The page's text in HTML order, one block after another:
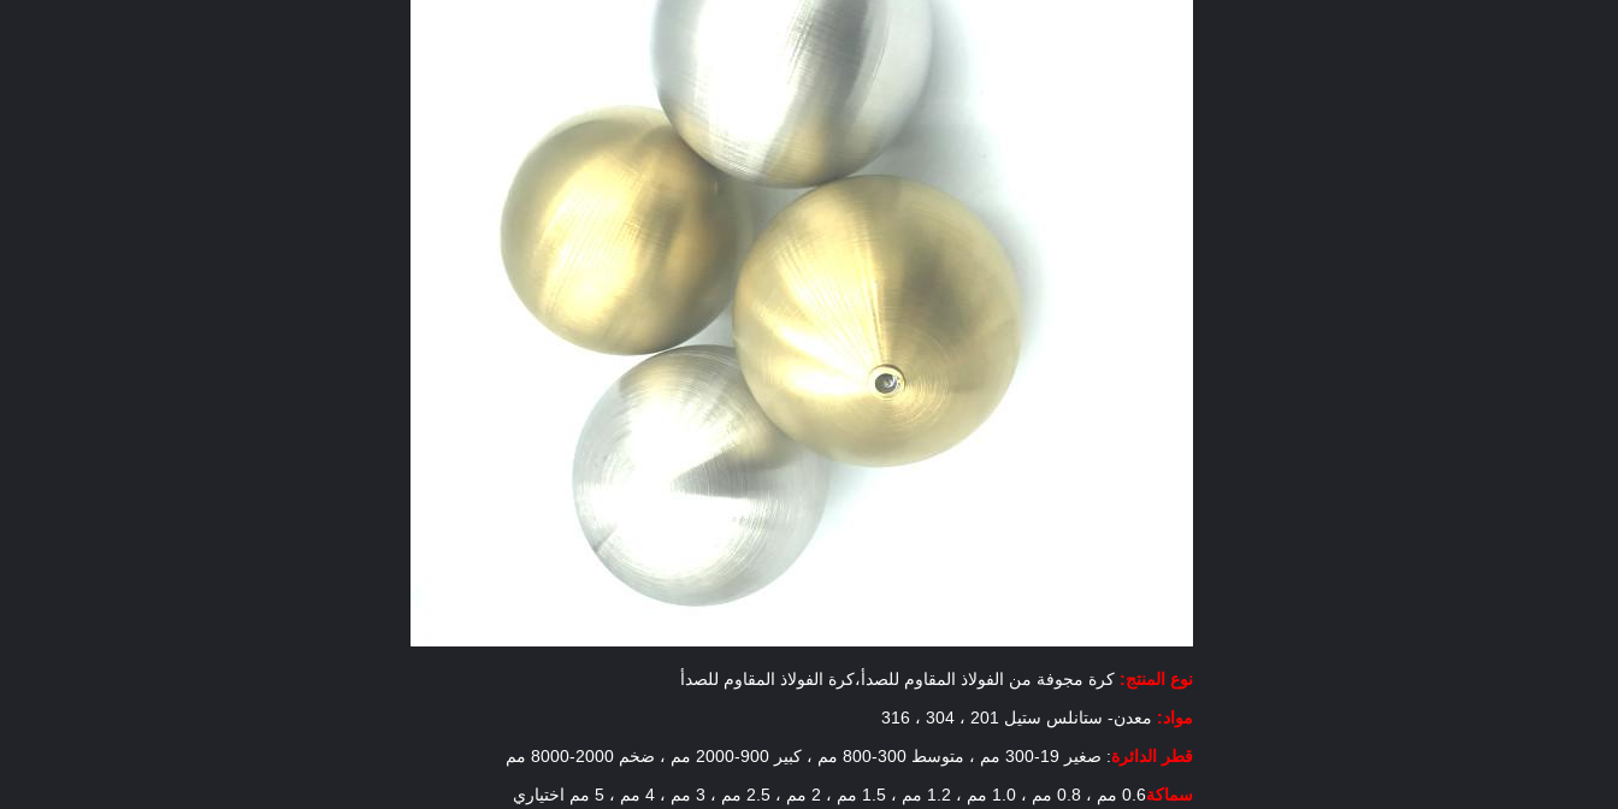
نوع المنتج: كرة مجوفة من الفولاذ المقاوم للصدأ،كرة الفولاذ المقاوم للصدأ
مواد: معدن- ستانلس ستيل 201 ، 304 ، 316
قطر الدائرة: صغير 19-300 مم ، متوسط ​​300-800 مم ، كبير 900-2000 مم ، ضخم 2000-8000 مم
سماكة0.6 مم ، 0.8 مم ، 1.0 مم ، 1.2 مم ، 1.5 مم ، 2 مم ، 2.5 مم ، 3 مم ، 4 مم ، 5 مم اختياري